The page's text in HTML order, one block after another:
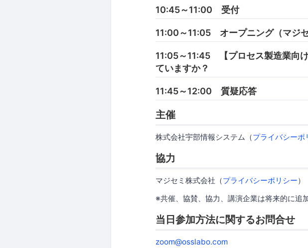
10:45～11:00 受付
11:00～11:05 オープニング（マジセ
11:05～11:45 【プロセス製造業向
ていますか？
11:45～12:00 質疑応答
主催
株式会社宇部情報システム（プライバシーポ
協力
マジセミ株式会社（プライバシーポリシー）
※共催、協賛、協力、講演企業は将来的に追
当日参加方法に関するお問合せ
zoom@osslabo.com